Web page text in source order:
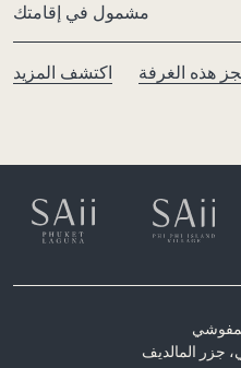
مشمول في إقامتك
اكتشف المزيد هذه الغرفة
جزر المالديف